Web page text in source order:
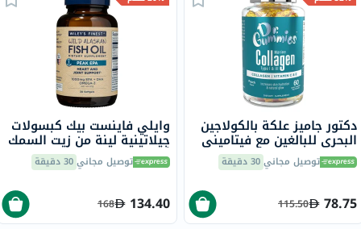
دكتور جاميز علكة بالكولاجين
البحري للبالغين مع فيتاميني
ج وهـ، حزمة من 60
توصيل مجاني30 دقيقة
78.75
115.50
وايلي فاينست بيك كبسولات
جيلاتينية لينة من زيت السمك
أوميغا 3 بتركيز 1000 ملجم
من حمض إيكوسابنتينويك
توصيل مجاني30 دقيقة
134.40
168